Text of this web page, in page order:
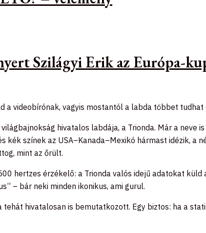
Szilágyi Erik az Európa-
a videobírónak, vagyis mostantól a labda többet
hivatalos labdája, a Trionda. Már a
kék színek az USA–Kanada–Mexikó hármast idézik,
mint az őrült.
hertzes érzékelő: a Trionda valós idejű adatokat
– bár neki minden ikonikus, ami gurul.
tehát hivatalosan is bemutatkozott. Egy biztos: ha a